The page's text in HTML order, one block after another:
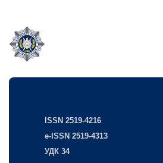
ISSN 2519-4216
e-ISSN 2519-4313
УДК 34